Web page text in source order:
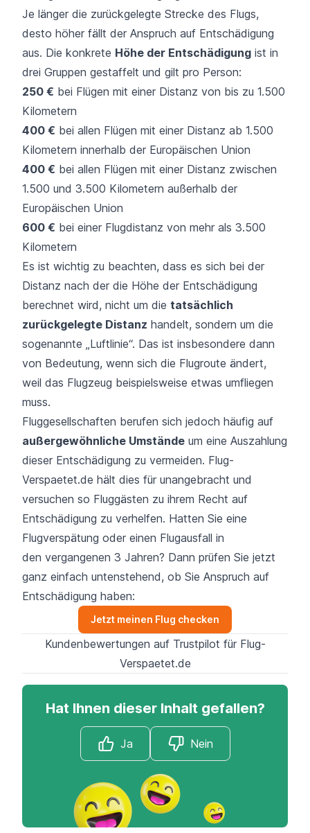
Je länger die zurückgelegte Strecke des Flugs,
desto höher fällt der Anspruch auf Entschädigung
aus. Die konkrete Höhe der Entschädigung ist in
drei Gruppen gestaffelt und gilt pro Person:
250 € bei Flügen mit einer Distanz von bis zu 1.500
Kilometern
400 € bei allen Flügen mit einer Distanz ab 1.500
Kilometern innerhalb der Europäischen Union
400 € bei allen Flügen mit einer Distanz zwischen
1.500 und 3.500 Kilometern außerhalb der
Europäischen Union
600 € bei einer Flugdistanz von mehr als 3.500
Kilometern
Es ist wichtig zu beachten, dass es sich bei der
Distanz nach der die Höhe der Entschädigung
berechnet wird, nicht um die tatsächlich
zurückgelegte Distanz handelt, sondern um die
sogenannte „Luftlinie“. Das ist insbesondere dann
von Bedeutung, wenn sich die Flugroute ändert,
weil das Flugzeug beispielsweise etwas umfliegen
muss.
Fluggesellschaften berufen sich jedoch häufig auf
außergewöhnliche Umstände um eine Auszahlung
dieser Entschädigung zu vermeiden. Flug-
Verspaetet.de hält dies für unangebracht und
versuchen so Fluggästen zu ihrem Recht auf
Entschädigung zu verhelfen. Hatten Sie eine
Flugverspätung oder einen Flugausfall in
den vergangenen 3 Jahren? Dann prüfen Sie jetzt
ganz einfach untenstehend, ob Sie Anspruch auf
Entschädigung haben:
Jetzt meinen Flug checken
Kundenbewertungen auf Trustpilot für Flug-
Verspaetet.de
Hat Ihnen dieser Inhalt gefallen?
Ja Nein